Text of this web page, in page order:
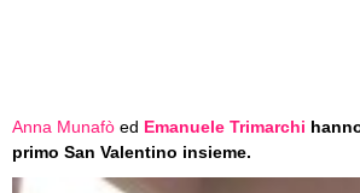
Anna Munafò ed Emanuele Trimarchi
primo San Valentino insieme.